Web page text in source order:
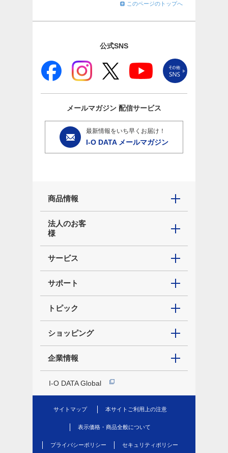
このページのトップへ
公式SNS
メールマガジン 配信サービス
最新情報をいち早くお届け！
I-O DATA メールマガジン
商品情報
法人のお客
様
サービス
サポート
トピック
ショッピング
企業情報
I-O DATA Global
サイトマップ 本サイトご利用上の注意
表示価格・商品全般について
プライバシーポリシー セキュリティポリシー